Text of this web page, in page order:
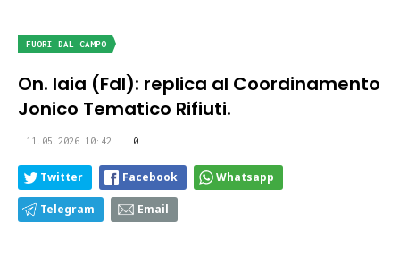
FUORI DAL CAMPO
On. Iaia (FdI): replica al Coordinamento
Jonico Tematico Rifiuti.
11.05.2026 10:42 0
Twitter Facebook Whatsapp
Telegram Email